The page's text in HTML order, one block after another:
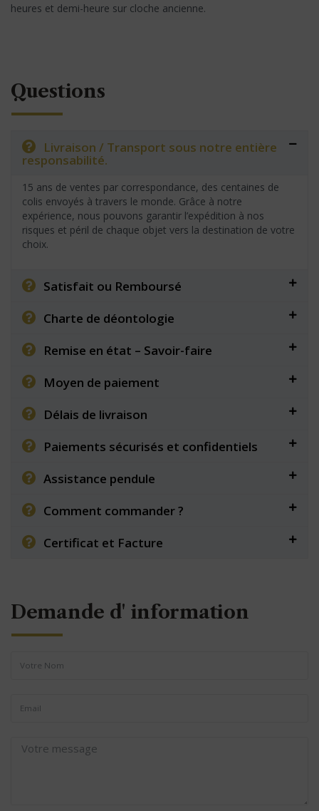
heures et demi-heure sur cloche ancienne.
Questions
Livraison / Transport sous notre entière
responsabilité.
15 ans de ventes par correspondance, des centaines de
colis envoyés à travers le monde. Grâce à notre
expérience, nous pouvons garantir l’expédition à nos
risques et péril de chaque objet vers la destination de votre
choix.
Satisfait ou Remboursé
Charte de déontologie
Remise en état – Savoir-faire
Moyen de paiement
Délais de livraison
Paiements sécurisés et confidentiels
Assistance pendule
Comment commander ?
Certificat et Facture
Demande d' information